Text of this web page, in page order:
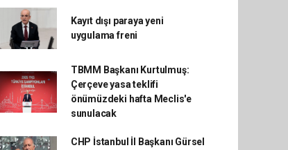
Kayıt dışı paraya yeni
uygulama freni
TBMM Başkanı Kurtulmuş:
Çerçeve yasa teklifi
önümüzdeki hafta Meclis'e
sunulacak
CHP İstanbul İl Başkanı Gürsel